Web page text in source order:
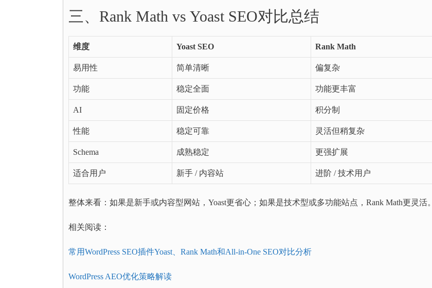
三、Rank Math vs Yoast SEO对比总结
维度 Yoast SEO Rank Math
易用性 简单清晰 偏复杂
功能 稳定全面 功能更丰富
AI 固定价格 积分制
性能 稳定可靠 灵活但稍复杂
Schema 成熟稳定 更强扩展
适合用户 新手 / 内容站 进阶 / 技术用户
整体来看：如果是新手或内容型网站，Yoast更省心；如果是技术型或多功能站点，Rank Math更灵活。
相关阅读：
常用WordPress SEO插件Yoast、Rank Math和All-in-One SEO对比分析
WordPress AEO优化策略解读